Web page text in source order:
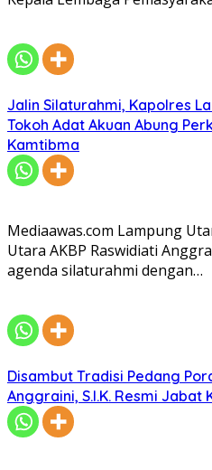
Jalin Silaturahmi, Kapolres
Tokoh Adat Akuan Abung
Kamtibma
Mediaawas.com Lampung
Utara AKBP Raswidiati
agenda silaturahmi dengan…
Disambut Tradisi Pedang
Anggraini, S.I.K. Resmi